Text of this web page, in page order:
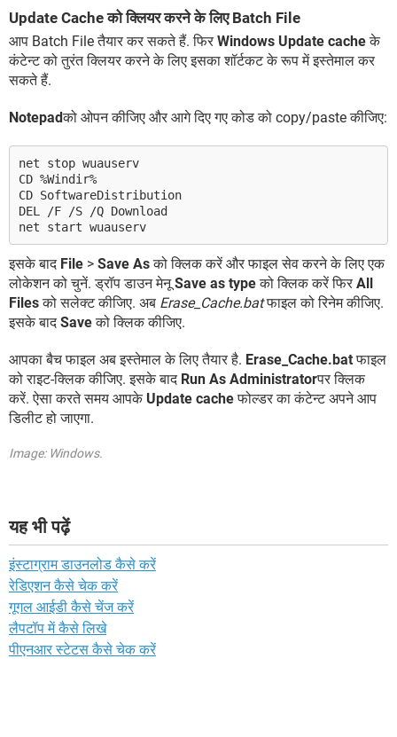
Update Cache को क्लियर करने के लिए Batch File
आप Batch File तैयार कर सकते हैं. फिर Windows Update cacheके
कंटेन्ट को तुरंत क्लियर करने के लिए इसका शॉर्टकट के रूप में इस्तेमाल कर
सकते हैं.
Notepadको ओपन कीजिए और आगे दिए गए कोड को copy/paste कीजिए:
net stop wuauserv
CD %Windir%
CD SoftwareDistribution
DEL /F /S /Q Download
net start wuauserv
इसके बाद File > Save Asको क्लिक करें और फाइल सेव करने के लिए एक
लोकेशन को चुनें. ड्रॉप डाउन मेनूSave as typeको क्लिक करें फिर All
Filesको सलेक्ट कीजिए. अब Erase_Cache.batफाइल को रिनेम कीजिए.
इसके बादSaveको क्लिक कीजिए.
आपका बैच फाइल अब इस्तेमाल के लिए तैयार है. Erase_Cache.batफाइल
को राइट-क्लिक कीजिए. इसके बाद Run As Administratorपर क्लिक
करें. ऐसा करते समय आपके Update cacheफोल्डर का कंटेन्ट अपने आप
डिलीट हो जाएगा.
Image: Windows.
यह भी पढ़ें
इंस्टाग्राम डाउनलोड कैसे करें
रेडिएशन कैसे चेक करें
गूगल आईडी कैसे चेंज करें
लैपटॉप में कैसे लिखे
पीएनआर स्टेटस कैसे चेक करें